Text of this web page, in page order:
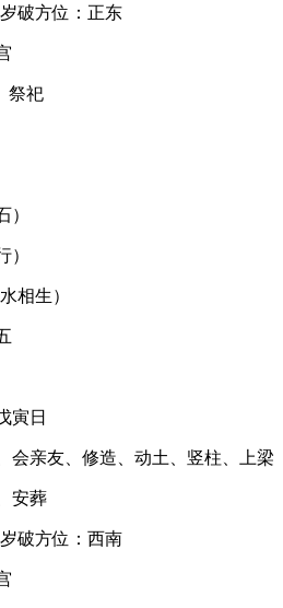
破方位：正东
祭祀
）
）
相生）
寅日
会亲友、修造、动土、竖柱、上梁
安葬
破方位：西南